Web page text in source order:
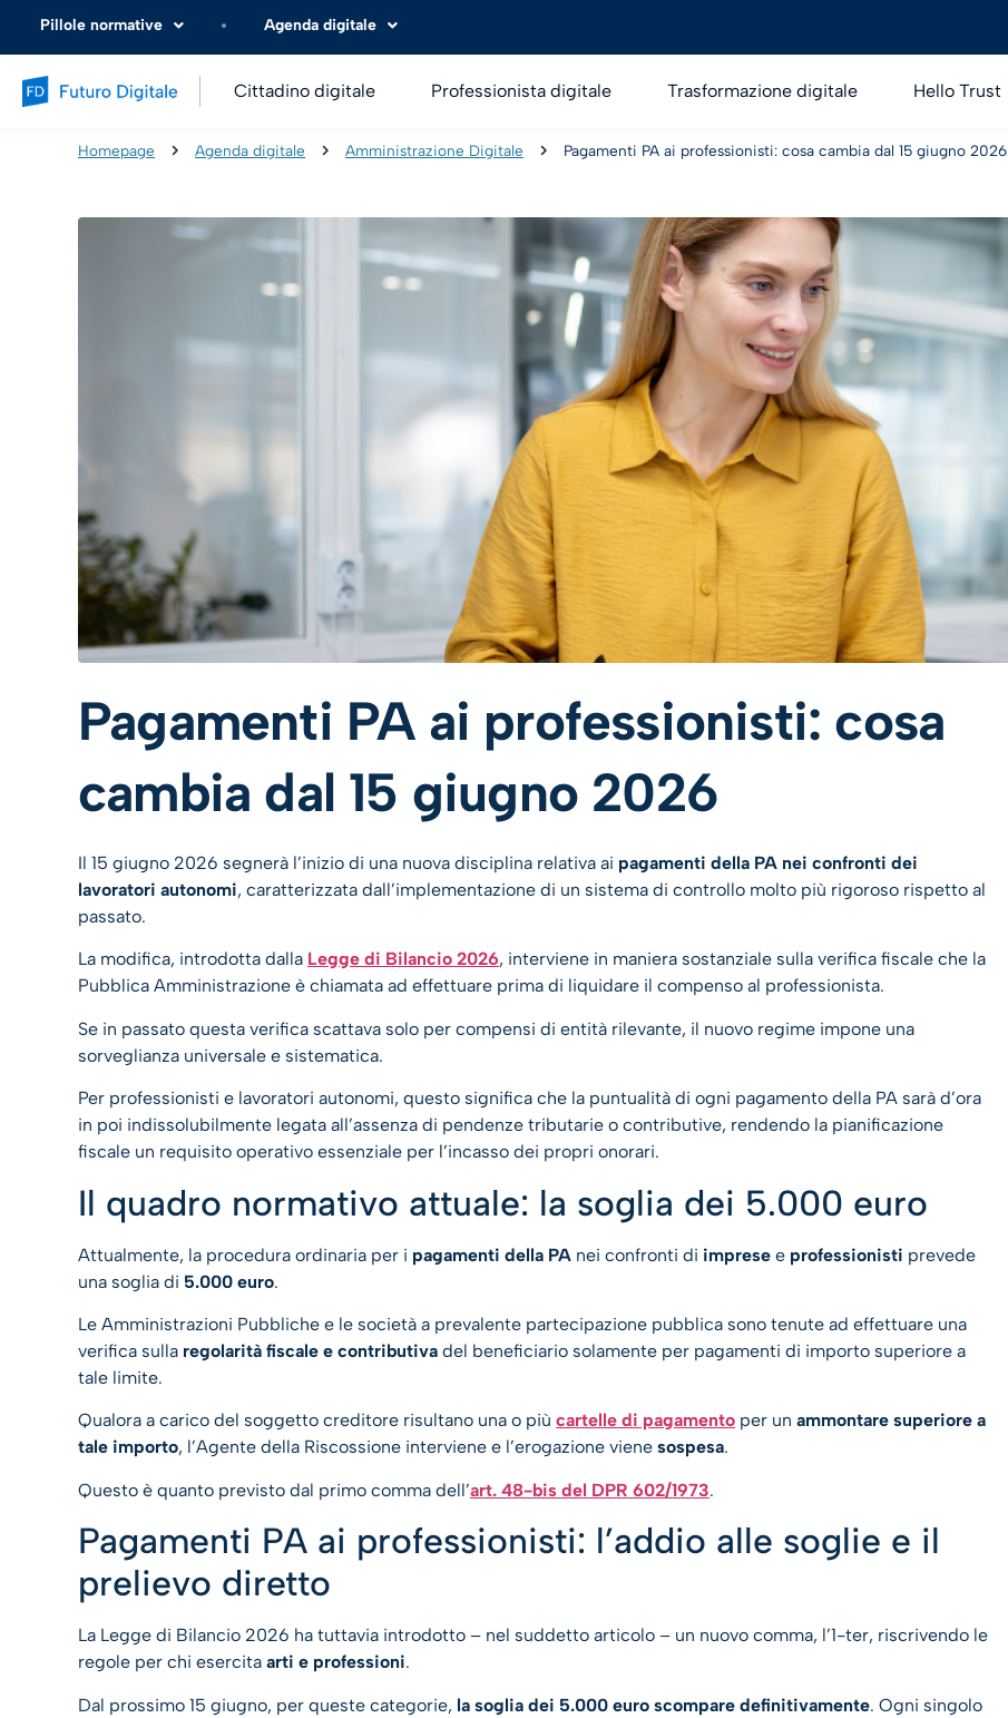
Pillole normative Agenda digitale
Cittadino digitale Professionista digitale Trasformazione digitale Hello Trust
Homepage Agenda digitale Amministrazione Digitale Pagamenti PA ai professionisti: cosa cambia dal 15 giugno 2026
Pagamenti PA ai professionisti: cosa
cambia dal 15 giugno 2026
Il 15 giugno 2026 segnerà l’inizio di una nuova disciplina relativa ai pagamenti della PA nei confronti dei
lavoratori autonomi, caratterizzata dall’implementazione di un sistema di controllo molto più rigoroso rispetto al
passato.
La modifica, introdotta dalla Legge di Bilancio 2026, interviene in maniera sostanziale sulla verifica fiscale che la
Pubblica Amministrazione è chiamata ad effettuare prima di liquidare il compenso al professionista.
Se in passato questa verifica scattava solo per compensi di entità rilevante, il nuovo regime impone una
sorveglianza universale e sistematica.
Per professionisti e lavoratori autonomi, questo significa che la puntualità di ogni pagamento della PA sarà d’ora
in poi indissolubilmente legata all’assenza di pendenze tributarie o contributive, rendendo la pianificazione
fiscale un requisito operativo essenziale per l’incasso dei propri onorari.
Il quadro normativo attuale: la soglia dei 5.000 euro
Attualmente, la procedura ordinaria per i pagamenti della PA nei confronti di imprese e professionisti prevede
una soglia di 5.000 euro.
Le Amministrazioni Pubbliche e le società a prevalente partecipazione pubblica sono tenute ad effettuare una
verifica sulla regolarità fiscale e contributiva del beneficiario solamente per pagamenti di importo superiore a
tale limite.
Qualora a carico del soggetto creditore risultano una o più cartelle di pagamento per un ammontare superiore a
tale importo, l’Agente della Riscossione interviene e l’erogazione viene sospesa.
Questo è quanto previsto dal primo comma dell’art. 48-bis del DPR 602/1973.
Pagamenti PA ai professionisti: l’addio alle soglie e il
prelievo diretto
La Legge di Bilancio 2026 ha tuttavia introdotto – nel suddetto articolo – un nuovo comma, l’1-ter, riscrivendo le
regole per chi esercita arti e professioni.
Dal prossimo 15 giugno, per queste categorie, la soglia dei 5.000 euro scompare definitivamente. Ogni singolo